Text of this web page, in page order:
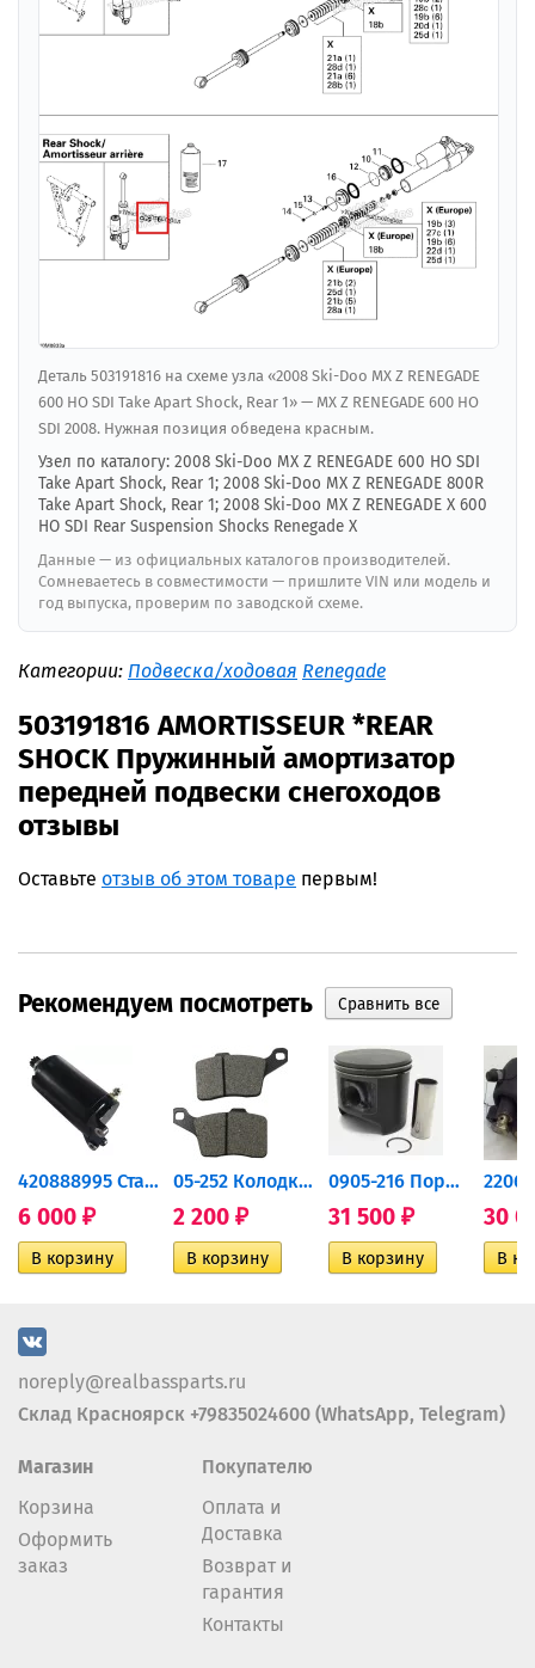
Деталь 503191816 на схеме узла «2008 Ski-Doo MX Z RENEGADE
600 HO SDI Take Apart Shock, Rear 1» — MX Z RENEGADE 600 HO
SDI 2008. Нужная позиция обведена красным.
Узел по каталогу: 2008 Ski-Doo MX Z RENEGADE 600 HO SDI
Take Apart Shock, Rear 1; 2008 Ski-Doo MX Z RENEGADE 800R
Take Apart Shock, Rear 1; 2008 Ski-Doo MX Z RENEGADE X 600
HO SDI Rear Suspension Shocks Renegade X
Данные — из официальных каталогов производителей.
Сомневаетесь в совместимости — пришлите VIN или модель и
год выпуска, проверим по заводской схеме.
Категории: Подвеска/ходовая Renegade
503191816 AMORTISSEUR *REAR
SHOCK Пружинный амортизатор
передней подвески снегоходов
отзывы
Оставьте отзыв об этом товаре первым!
Рекомендуем посмотреть
420888995 Стартер для...
6 000 ₽
05-252 Колодки тормозные...
2 200 ₽
0905-216 Поршень Arctic Cat...
31 500 ₽ 30
noreply@realbassparts.ru
Склад Красноярск +79835024600 (WhatsApp, Telegram)
Магазин
Корзина
Оформить
заказ
Покупателю
Оплата и
Доставка
Возврат и
гарантия
Контакты